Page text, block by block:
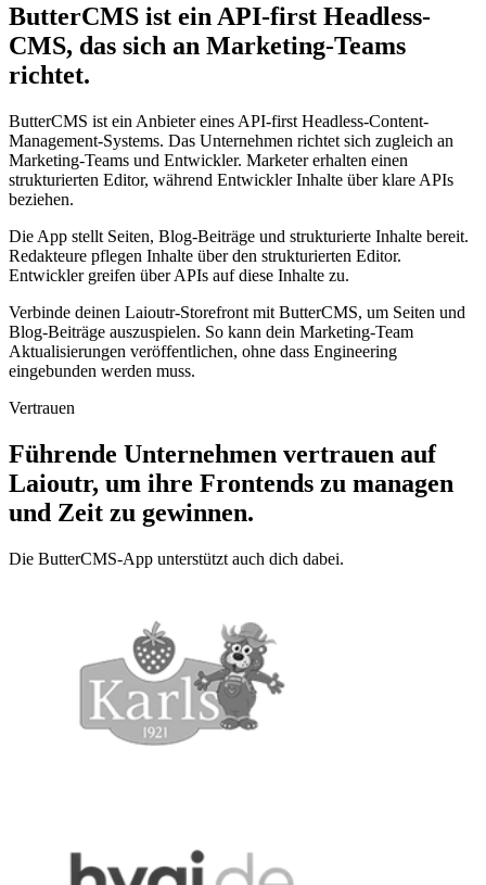
ButterCMS ist ein API-first Headless-
CMS, das sich an Marketing-Teams
richtet.
ButterCMS ist ein Anbieter eines API-first Headless-Content-
Management-Systems. Das Unternehmen richtet sich zugleich an
Marketing-Teams und Entwickler. Marketer erhalten einen
strukturierten Editor, während Entwickler Inhalte über klare APIs
beziehen.
Die App stellt Seiten, Blog-Beiträge und strukturierte Inhalte bereit.
Redakteure pflegen Inhalte über den strukturierten Editor.
Entwickler greifen über APIs auf diese Inhalte zu.
Verbinde deinen Laioutr-Storefront mit ButterCMS, um Seiten und
Blog-Beiträge auszuspielen. So kann dein Marketing-Team
Aktualisierungen veröffentlichen, ohne dass Engineering
eingebunden werden muss.
Vertrauen
Führende Unternehmen vertrauen auf
Laioutr, um ihre Frontends zu managen
und Zeit zu gewinnen.
Die ButterCMS-App unterstützt auch dich dabei.